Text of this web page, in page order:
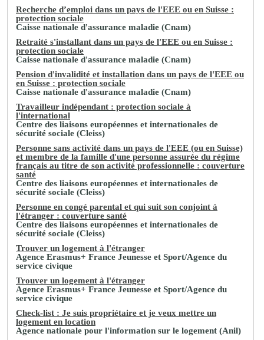
Recherche d’emploi dans un pays de l'EEE ou en Suisse :
protection sociale
Caisse nationale d'assurance maladie (Cnam)
Retraité s'installant dans un pays de l'EEE ou en Suisse :
protection sociale
Caisse nationale d'assurance maladie (Cnam)
Pension d'invalidité et installation dans un pays de l'EEE ou
en Suisse : protection sociale
Caisse nationale d'assurance maladie (Cnam)
Travailleur indépendant : protection sociale à
l'international
Centre des liaisons européennes et internationales de
sécurité sociale (Cleiss)
Personne sans activité dans un pays de l'EEE (ou en Suisse)
et membre de la famille d'une personne assurée du régime
français au titre de son activité professionnelle : couverture
santé
Centre des liaisons européennes et internationales de
sécurité sociale (Cleiss)
Personne en congé parental et qui suit son conjoint à
l'étranger : couverture santé
Centre des liaisons européennes et internationales de
sécurité sociale (Cleiss)
Trouver un logement à l'étranger
Agence Erasmus+ France Jeunesse et Sport/Agence du
service civique
Trouver un logement à l'étranger
Agence Erasmus+ France Jeunesse et Sport/Agence du
service civique
Check-list : Je suis propriétaire et je veux mettre un
logement en location
Agence nationale pour l'information sur le logement (Anil)